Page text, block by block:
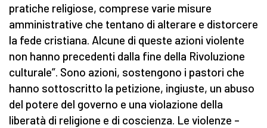
pratiche religiose, comprese varie misure
amministrative che tentano di alterare e distorcere
la fede cristiana. Alcune di queste azioni violente
non hanno precedenti dalla fine della Rivoluzione
culturale”. Sono azioni, sostengono i pastori che
hanno sottoscritto la petizione, ingiuste, un abuso
del potere del governo e una violazione della
liberatà di religione e di coscienza. Le violenze –